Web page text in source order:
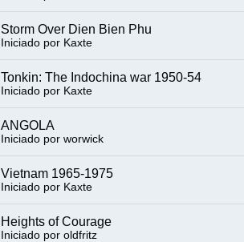
Storm Over Dien Bien Phu
Iniciado por Kaxte
Tonkin: The Indochina war 1950-54
Iniciado por Kaxte
ANGOLA
Iniciado por worwick
Vietnam 1965-1975
Iniciado por Kaxte
Heights of Courage
Iniciado por oldfritz